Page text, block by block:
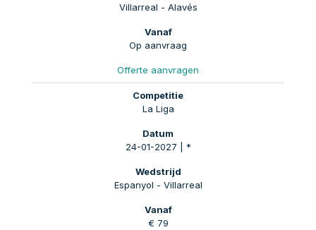
Villarreal - Alavés
Op aanvraag
Offerte aanvragen
La Liga
24-01-2027 | *
Espanyol - Villarreal
€ 79